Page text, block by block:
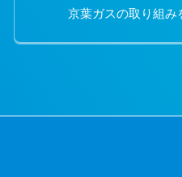
京葉ガスの取り組み